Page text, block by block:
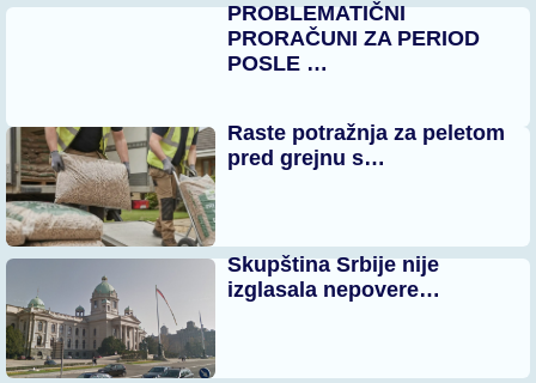
PROBLEMATIČNI
PRORAČUNI ZA PERIOD
POSLE …
Raste potražnja za peletom
pred grejnu s…
Skupština Srbije nije
izglasala nepovere…